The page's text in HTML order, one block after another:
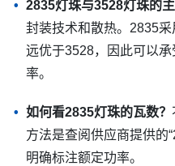
2835灯珠与3528灯珠的主
封装技术和散热。2835
远优于3528，因此可以
率。
如何看2835灯珠的瓦数？
方法是查阅供应商提供的
明确标注额定功率。